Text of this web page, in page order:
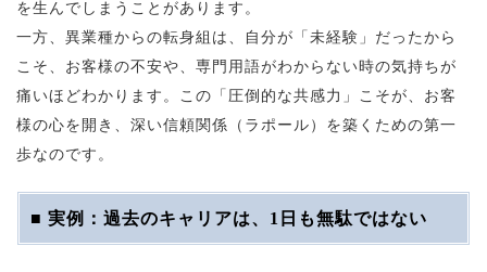
を生んでしまうことがあります。
一方、異業種からの転身組は、自分が「未経験」だったから
こそ、お客様の不安や、専門用語がわからない時の気持ちが
痛いほどわかります。この「圧倒的な共感力」こそが、お客
様の心を開き、深い信頼関係（ラポール）を築くための第一
歩なのです。
■ 実例：過去のキャリアは、1日も無駄ではない